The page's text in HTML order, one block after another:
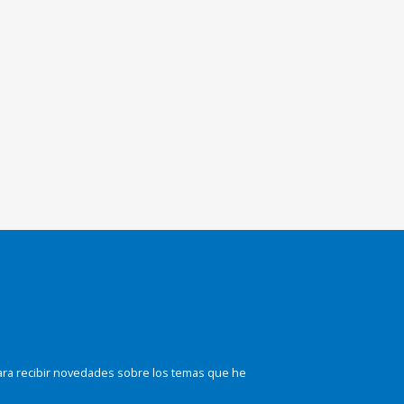
recibir novedades sobre los temas que he